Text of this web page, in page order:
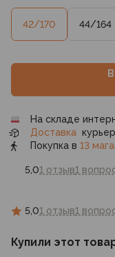
5,01 отзыв1
42/170 44/164
5,01 отзыв1
На складе
Доставка
Покупка в 13
Купили этот